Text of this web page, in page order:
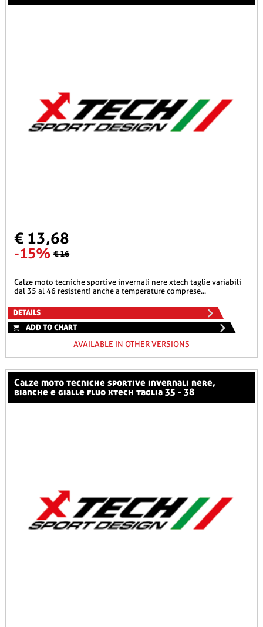
€ 13,68
-15% € 16
calze moto tecniche sportive invernali nere xtech taglie variabili
dal 35 al 46 resistenti anche a temperature comprese...
DETAILS
ADD TO CHART
AVAILABLE IN OTHER VERSIONS
calze moto tecniche sportive invernali nere,
bianche e gialle fluo xtech taglia 35 - 38